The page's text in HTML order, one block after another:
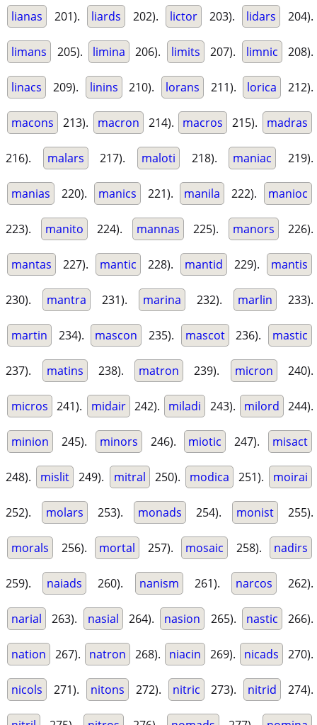
lianas 201). liards 202). lictor 203). lidars 204).
limans 205). limina 206). limits 207). limnic 208).
linacs 209). linins 210). lorans 211). lorica 212).
macons 213). macron 214). macros 215). madras
216). malars 217). maloti 218). maniac 219).
manias 220). manics 221). manila 222). manioc
223). manito 224). mannas 225). manors 226).
mantas 227). mantic 228). mantid 229). mantis
230). mantra 231). marina 232). marlin 233).
martin 234). mascon 235). mascot 236). mastic
237). matins 238). matron 239). micron 240).
micros 241). midair 242). miladi 243). milord 244).
minion 245). minors 246). miotic 247). misact
248). mislit 249). mitral 250). modica 251). moirai
252). molars 253). monads 254). monist 255).
morals 256). mortal 257). mosaic 258). nadirs
259). naiads 260). nanism 261). narcos 262).
narial 263). nasial 264). nasion 265). nastic 266).
nation 267). natron 268). niacin 269). nicads 270).
nicols 271). nitons 272). nitric 273). nitrid 274).